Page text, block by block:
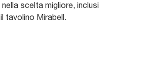
scelta migliore, inclusi
tavolino Mirabell.